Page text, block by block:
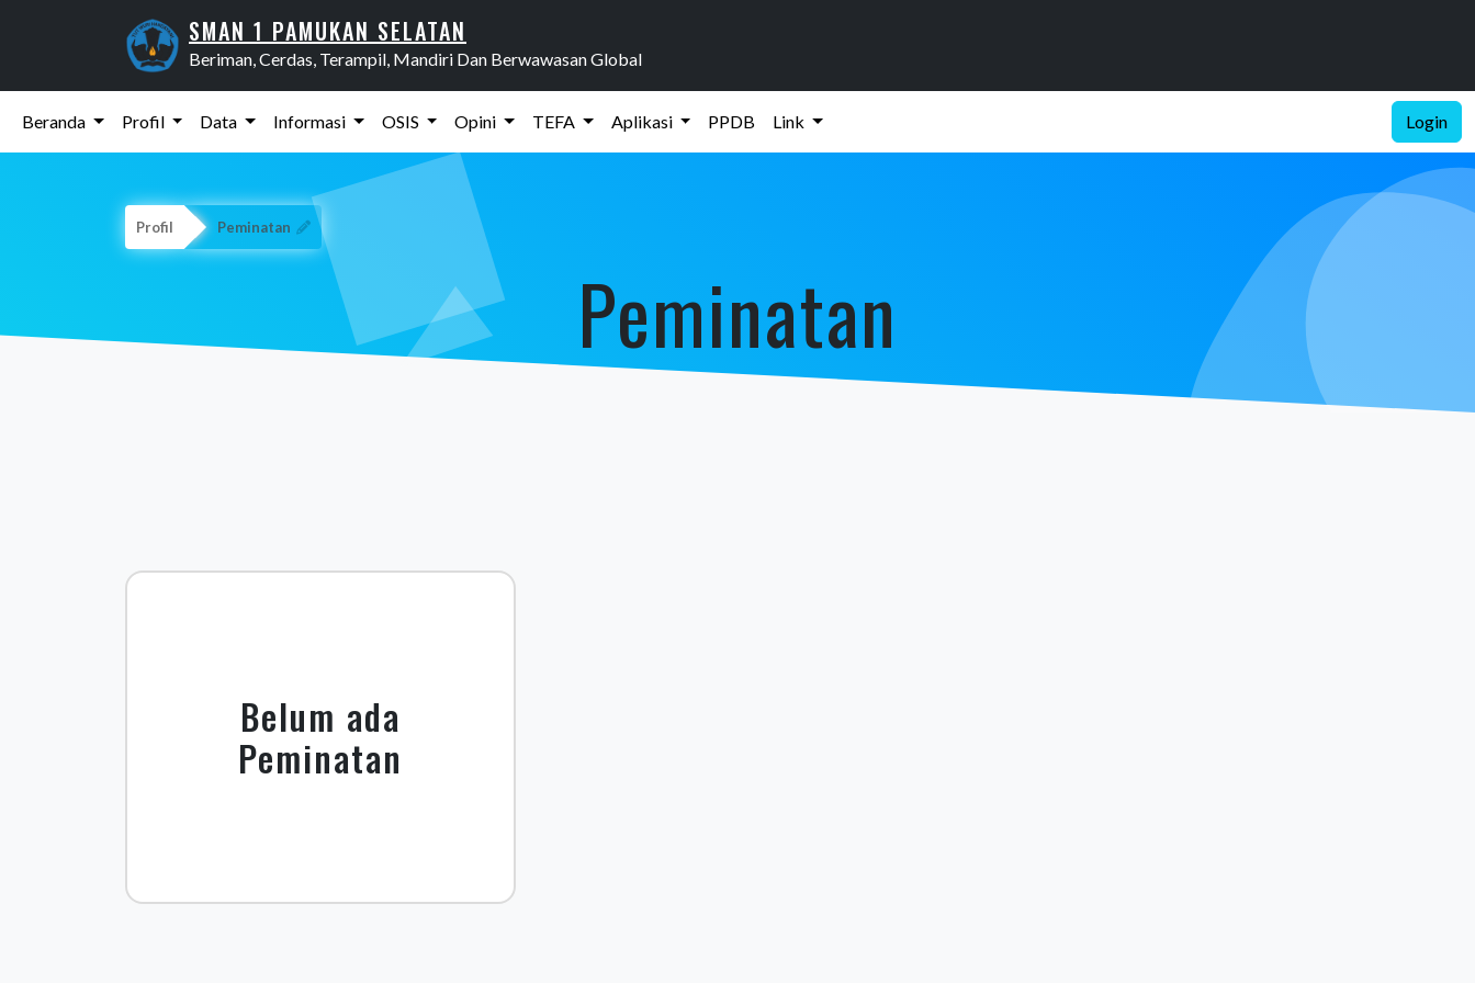
SMAN 1 PAMUKAN SELATAN
Beriman, Cerdas, Terampil, Mandiri Dan Berwawasan Global
Beranda Profil Data Informasi OSIS Opini TEFA Aplikasi PPDB Link Login
Peminatan
Profil
Peminatan
Belum ada
Peminatan